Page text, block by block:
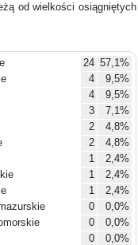
od wielkości osiągniętych
24 57,1%
4
9,5%
4
9,5%
3
7,1%
2
4,8%
2
4,8%
1
2,4%
1
2,4%
1
2,4%
0
0,0%
0
0,0%
0
0,0%